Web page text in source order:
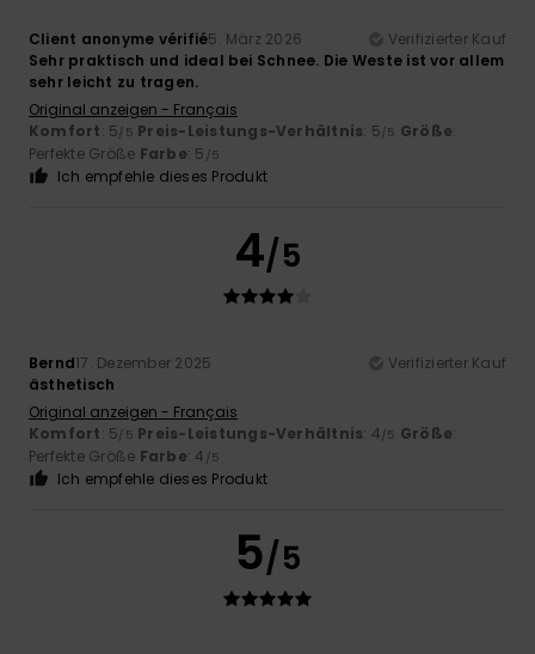
Client anonyme vérifié5. März 2026
Verifizierter Kauf
Sehr praktisch und ideal bei Schnee. Die Weste ist vor allem
sehr leicht zu tragen.
Original anzeigen - Français
Komfort: 5/5 Preis-Leistungs-Verhältnis: 5/5 Größe:
Perfekte Größe Farbe: 5 /5
Ich empfehle dieses Produkt
4/5
Bernd17. Dezember 2025
Verifizierter Kauf
ästhetisch
Original anzeigen - Français
Komfort: 5/5 Preis-Leistungs-Verhältnis: 4/5 Größe:
Perfekte Größe Farbe: 4 /5
Ich empfehle dieses Produkt
5/5